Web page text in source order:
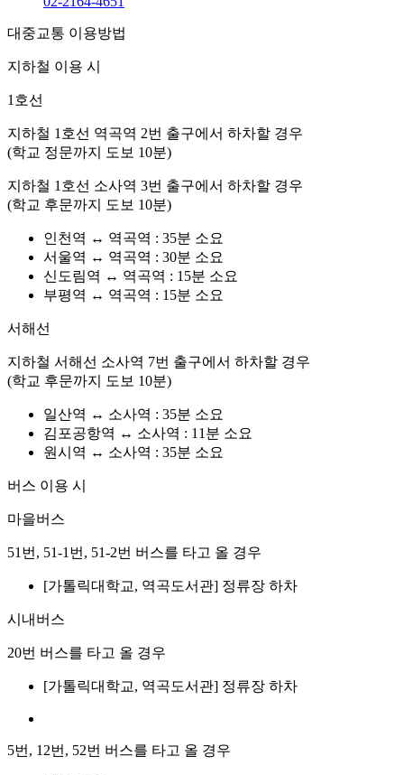
대중교통 이용방법
지하철 이용 시
1호선
지하철 1호선 역곡역 2번 출구에서 하차할 경우
(학교 정문까지 도보 10분)
지하철 1호선 소사역 3번 출구에서 하차할 경우
(학교 후문까지 도보 10분)
인천역 ↔ 역곡역 : 35분 소요
서울역 ↔ 역곡역 : 30분 소요
신도림역 ↔ 역곡역 : 15분 소요
부평역 ↔ 역곡역 : 15분 소요
서해선
지하철 서해선 소사역 7번 출구에서 하차할 경우
(학교 후문까지 도보 10분)
일산역 ↔ 소사역 : 35분 소요
김포공항역 ↔ 소사역 : 11분 소요
원시역 ↔ 소사역 : 35분 소요
버스 이용 시
마을버스
51번, 51-1번, 51-2번 버스를 타고 올 경우
[가톨릭대학교, 역곡도서관] 정류장 하차
시내버스
20번 버스를 타고 올 경우
[가톨릭대학교, 역곡도서관] 정류장 하차
5번, 12번, 52번 버스를 타고 올 경우